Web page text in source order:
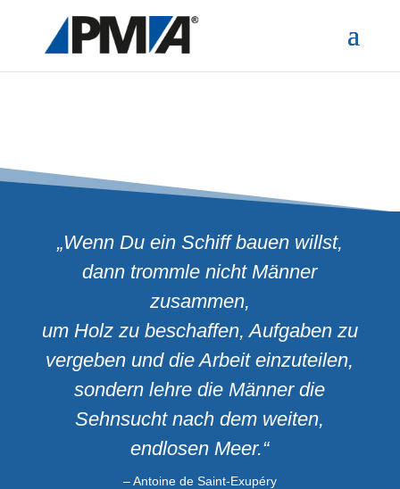
„Wenn Du ein Schiff bauen willst,
dann trommle nicht Männer
zusammen,
um Holz zu beschaffen, Aufgaben zu
vergeben und die Arbeit einzuteilen,
sondern lehre die Männer die
Sehnsucht nach dem weiten,
endlosen Meer.“
– Antoine de Saint-Exupéry